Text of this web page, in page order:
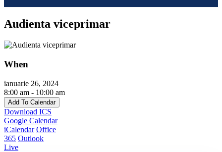
Audienta viceprimar
When
ianuarie 26, 2024
8:00 am - 10:00 am
Add To Calendar
Download ICS
Google Calendar
iCalendar Office
365 Outlook
Live